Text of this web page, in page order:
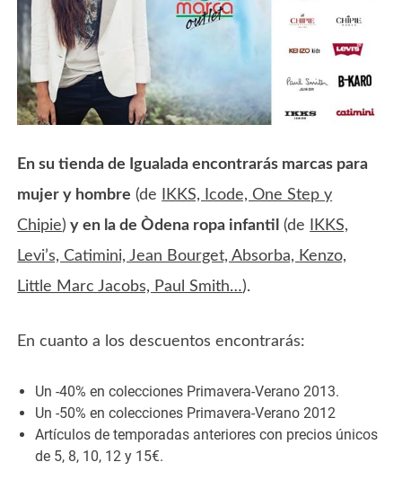
En su tienda de Igualada encontrarás marcas para
mujer y hombre (de
IKKS, Icode, One Step y
Chipie) y en la de Òdena ropa infantil (de
IKKS,
Levi’s, Catimini, Jean Bourget, Absorba, Kenzo,
Little Marc Jacobs, Paul Smith…).
En cuanto a los descuentos encontrarás:
Un -40% en colecciones Primavera-Verano 2013.
Un -50% en colecciones Primavera-Verano 2012
Artículos de temporadas anteriores con precios únicos
de 5, 8, 10, 12 y 15€.